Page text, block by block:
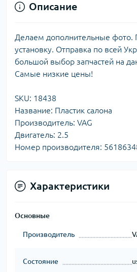
Описание
Делаем дополнительные фото.
установку. Отправка по всей
большой выбор запчастей на
Самые низкие цены!
SKU: 18438
Название: Пластик салона
Производитель: VAG
Двигатель: 2.5
Номер производителя:
Характеристики
Основные
Производитель
Состояние